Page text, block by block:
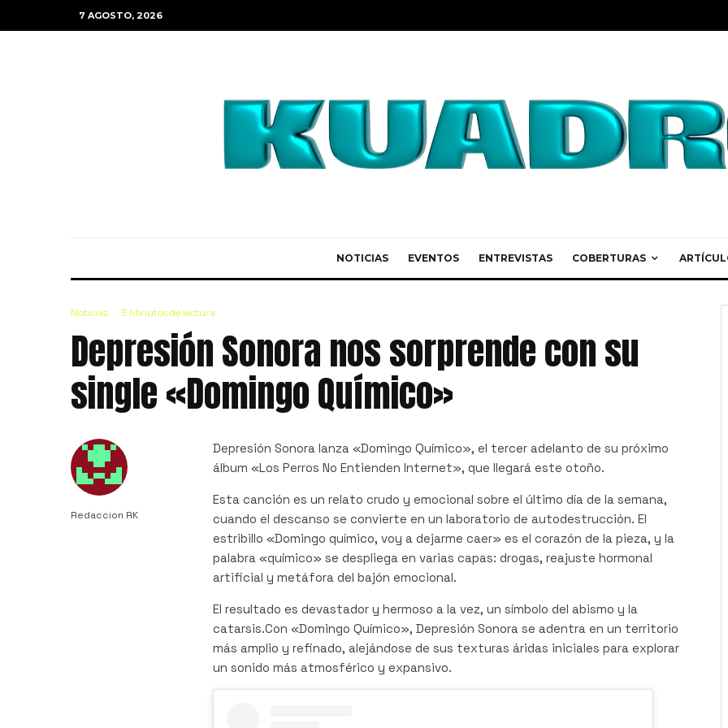
7 AGOSTO, 2026
NOTICIAS EVENTOS ENTREVISTAS COBERTURAS
Noticias · 3 Minutos de lectura
Depresión Sonora nos sorprende con su
single «Domingo Químico»
Redaccion RK
Depresión Sonora lanza «Domingo Químico», el tercer adelanto de su próximo
álbum «Los Perros No Entienden Internet», que llegará este otoño.
Esta canción es un relato crudo y emocional sobre el último día de la semana,
cuando el descanso se convierte en un laboratorio de autodestrucción. El
estribillo «Domingo químico, voy a dejarme caer» es el corazón de la pieza, y la
palabra «químico» se despliega en varias capas: drogas, reajuste hormonal
artificial y metáfora del bajón emocional.
El resultado es devastador y hermoso a la vez, un símbolo del abismo y la
catarsis.Con «Domingo Químico», Depresión Sonora se adentra en un territorio
más amplio y refinado, alejándose de sus texturas áridas iniciales para explorar
un sonido más atmosférico y expansivo.